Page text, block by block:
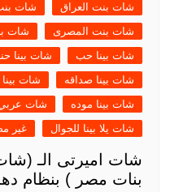
شات بنت العراق
شات
شات بنت المصرى
شات
شات بينا حب
شات بينا
شات بينا صداقه
شات
شات بينا موده
شات
شات يلا بينا للجوال
غير
شات اميرتى الـ
بنات مصر ) بنظام